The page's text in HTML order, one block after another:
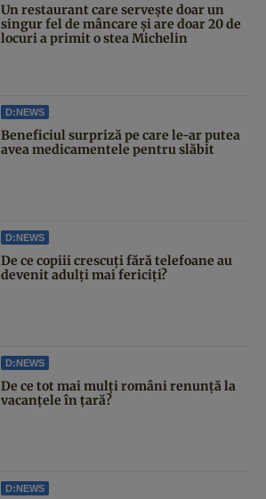
Un restaurant care servește doar un
singur fel de mâncare și are doar 20 de
locuri a primit o stea Michelin
D:NEWS
Beneficiul surpriză pe care le-ar putea
avea medicamentele pentru slăbit
D:NEWS
De ce copiii crescuți fără telefoane au
devenit adulți mai fericiți?
D:NEWS
De ce tot mai mulți români renunță la
vacanțele în țară?
D:NEWS